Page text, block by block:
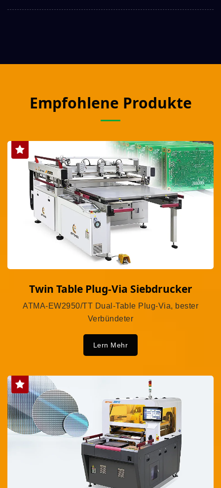
Empfohlene Produkte
Twin Table Plug-Via Siebdrucker
ATMA-EW2950/TT Dual-Table Plug-Via, bester
Verbündeter
Lern Mehr